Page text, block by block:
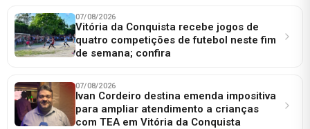
07/08/2026
Vitória da Conquista recebe jogos de
quatro competições de futebol neste fim
de semana; confira
07/08/2026
Ivan Cordeiro destina emenda impositiva
para ampliar atendimento a crianças
com TEA em Vitória da Conquista